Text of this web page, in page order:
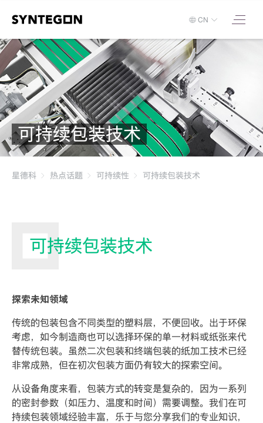
CN
可持续包装技术
星德科 热点话题 可持续性 可持续包装技术
可持续包装技术
探索未知领域
传统的包装包含不同类型的塑料层，不便回收。出于环保
考虑，如今制造商也可以选择环保的单一材料或纸张来代
替传统包装。虽然二次包装和终端包装的纸加工技术已经
非常成熟，但在初次包装方面仍有较大的探索空间。
从设备角度来看，包装方式的转变是复杂的，因为一系列
的密封参数（如压力、温度和时间）需要调整。我们在可
持续包装领域经验丰富，乐于与您分享我们的专业知识，